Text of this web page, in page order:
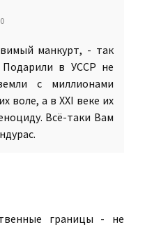
манкурт, - так
в УССР не
с миллионами
воле, а в XXI веке их
Всё-таки Вам
границы - не